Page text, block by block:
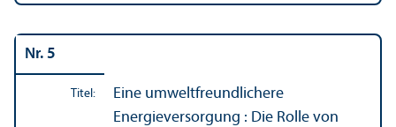
Nr. 5
Titel:
Eine umwelt­freundlichere
Energieversorgung : Die Rolle von